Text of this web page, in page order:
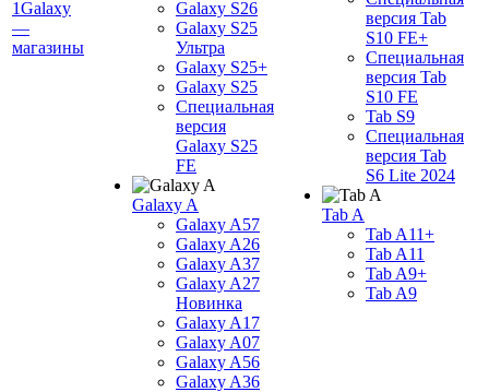
1Galaxy
—
магазины
Galaxy S26
Galaxy S25
Ультра
Galaxy S25+
Galaxy S25
Специальная
версия
Galaxy S25
FE
Galaxy A
Galaxy A57
Galaxy A26
Galaxy A37
Galaxy A27
Новинка
Galaxy A17
Galaxy A07
Galaxy A56
Galaxy A36
версия Tab
S10 FE+
Специальная
версия Tab
S10 FE
Tab S9
Специальная
версия Tab
S6 Lite 2024
Tab A
Tab A11+
Tab A11
Tab A9+
Tab A9